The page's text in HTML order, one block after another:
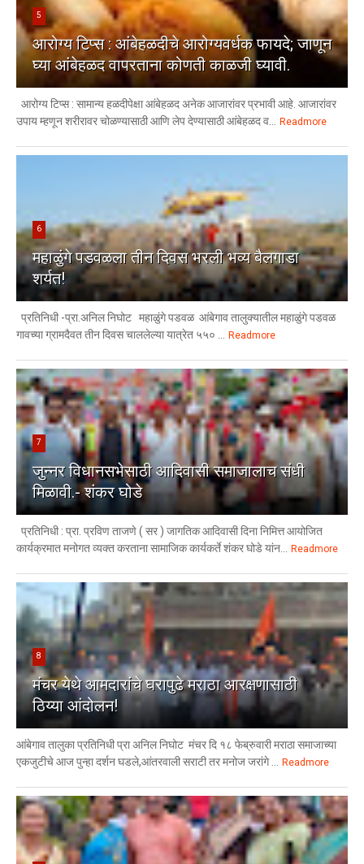
5
आरोग्य टिप्स : आंबेहळदीचे आरोग्यवर्धक फायदे; जाणून
घ्या आंबेहळद वापरताना कोणती काळजी घ्यावी.
आरोग्य टिप्स : सामान्य हळदीपेक्षा आंबेहळद अनेक आजारांवर प्रभावी आहे. आजारांवर
उपाय म्हणून शरीरावर चोळण्यासाठी आणि लेप देण्यासाठी आंबेहळद व... Readmore
6
महाळुंगे पडवळला तीन दिवस भरली भव्य बैलगाडा
शर्यत!
प्रतिनिधी -प्रा.अनिल निघोट महाळुंगे पडवळ आंबेगाव तालुक्यातील महाळुंगे पडवळ
गावच्या ग्रामदैवत तीन दिवस चाललेल्या यात्रेत ५५० ... Readmore
7
जुन्नर विधानसभेसाठी आदिवासी समाजालाच संधी
मिळावी.- शंकर घोडे
प्रतिनिधी : प्रा. प्रविण ताजणे ( सर ) जागतिक आदिवासी दिना निमित्त आयोजित
कार्यक्रमात मनोगत व्यक्त करताना सामाजिक कार्यकर्ते शंकर घोडे यांन... Readmore
8
मंचर येथे आमदारांचे घरापुढे मराठा आरक्षणासाठी
ठिय्या आंदोलन!
आंबेगाव तालुका प्रतिनिधी प्रा अनिल निघोट मंचर दि १८ फेब्रुवारी मराठा समाजाच्या
एकजुटीचे आज पुन्हा दर्शन घडले,आंतरवाली सराटी तर मनोज जरांगे ... Readmore